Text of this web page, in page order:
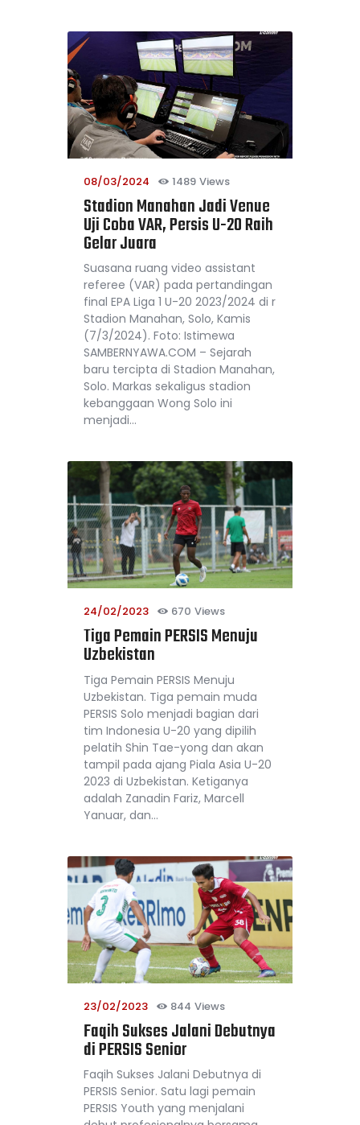
08/03/2024 1489 Views
Stadion Manahan Jadi Venue
Uji Coba VAR, Persis U-20 Raih
Gelar Juara
Suasana ruang video assistant
referee (VAR) pada pertandingan
final EPA Liga 1 U-20 2023/2024 di r
Stadion Manahan, Solo, Kamis
(7/3/2024). Foto: Istimewa
SAMBERNYAWA.COM – Sejarah
baru tercipta di Stadion Manahan,
Solo. Markas sekaligus stadion
kebanggaan Wong Solo ini
menjadi…
24/02/2023 670 Views
Tiga Pemain PERSIS Menuju
Uzbekistan
Tiga Pemain PERSIS Menuju
Uzbekistan. Tiga pemain muda
PERSIS Solo menjadi bagian dari
tim Indonesia U-20 yang dipilih
pelatih Shin Tae-yong dan akan
tampil pada ajang Piala Asia U-20
2023 di Uzbekistan. Ketiganya
adalah Zanadin Fariz, Marcell
Yanuar, dan…
23/02/2023 844 Views
Faqih Sukses Jalani Debutnya
di PERSIS Senior
Faqih Sukses Jalani Debutnya di
PERSIS Senior. Satu lagi pemain
PERSIS Youth yang menjalani